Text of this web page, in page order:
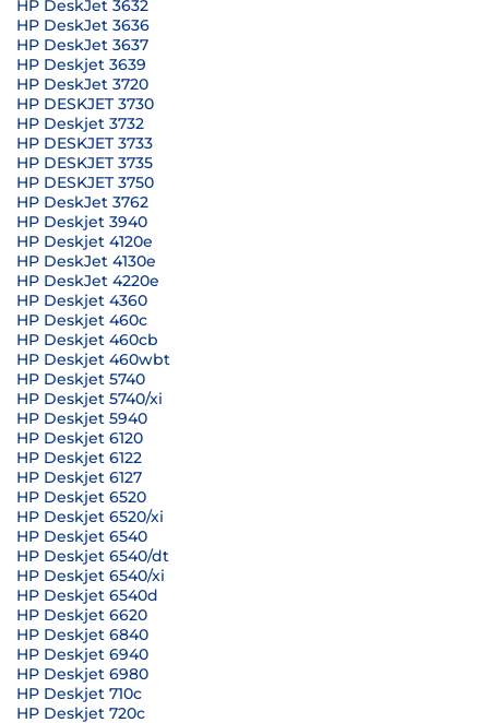
HP DeskJet 3632
HP DeskJet 3636
HP DeskJet 3637
HP Deskjet 3639
HP DeskJet 3720
HP DESKJET 3730
HP Deskjet 3732
HP DESKJET 3733
HP DESKJET 3735
HP DESKJET 3750
HP DeskJet 3762
HP Deskjet 3940
HP Deskjet 4120e
HP DeskJet 4130e
HP DeskJet 4220e
HP Deskjet 4360
HP Deskjet 460c
HP Deskjet 460cb
HP Deskjet 460wbt
HP Deskjet 5740
HP Deskjet 5740/xi
HP Deskjet 5940
HP Deskjet 6120
HP Deskjet 6122
HP Deskjet 6127
HP Deskjet 6520
HP Deskjet 6520/xi
HP Deskjet 6540
HP Deskjet 6540/dt
HP Deskjet 6540/xi
HP Deskjet 6540d
HP Deskjet 6620
HP Deskjet 6840
HP Deskjet 6940
HP Deskjet 6980
HP Deskjet 710c
HP Deskjet 720c